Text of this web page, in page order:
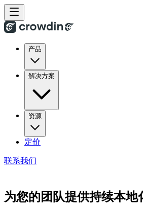
产品
解决方案
资源
定价
联系我们
为您的团队提供持续本地